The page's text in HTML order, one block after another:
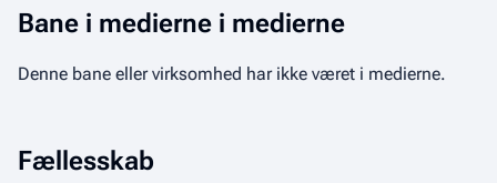
Bane i medierne i medierne
Denne bane eller virksomhed har ikke været i medierne.
Fællesskab